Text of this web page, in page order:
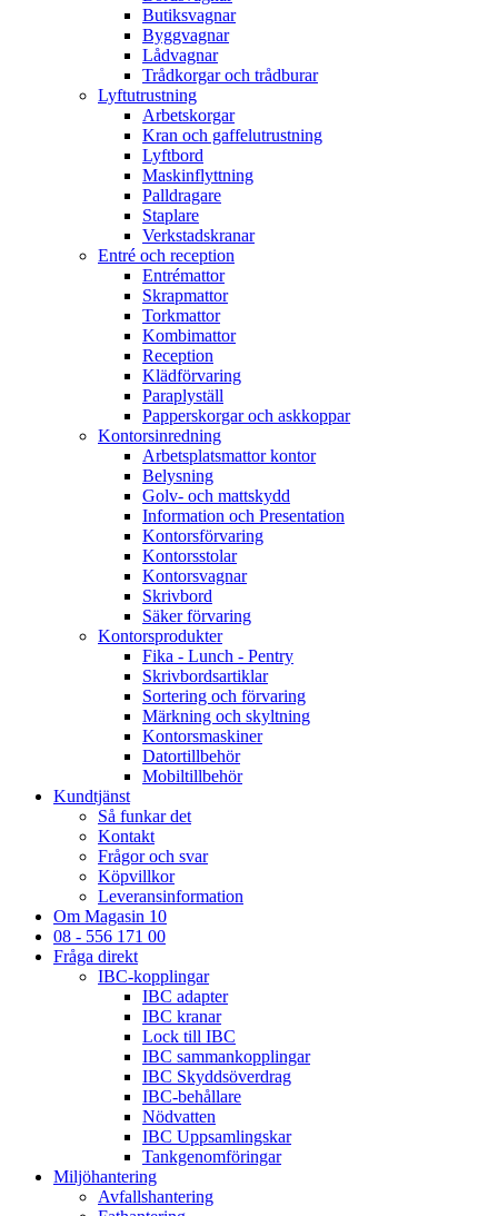
Butiksvagnar
Byggvagnar
Lådvagnar
Trådkorgar och trådburar
Lyftutrustning
Arbetskorgar
Kran och gaffelutrustning
Lyftbord
Maskinflyttning
Palldragare
Staplare
Verkstadskranar
Entré och reception
Entrémattor
Skrapmattor
Torkmattor
Kombimattor
Reception
Klädförvaring
Paraplyställ
Papperskorgar och askkoppar
Kontorsinredning
Arbetsplatsmattor kontor
Belysning
Golv- och mattskydd
Information och Presentation
Kontorsförvaring
Kontorsstolar
Kontorsvagnar
Skrivbord
Säker förvaring
Kontorsprodukter
Fika - Lunch - Pentry
Skrivbordsartiklar
Sortering och förvaring
Märkning och skyltning
Kontorsmaskiner
Datortillbehör
Mobiltillbehör
Kundtjänst
Så funkar det
Kontakt
Frågor och svar
Köpvillkor
Leveransinformation
Om Magasin 10
08 - 556 171 00
Fråga direkt
IBC-kopplingar
IBC adapter
IBC kranar
Lock till IBC
IBC sammankopplingar
IBC Skyddsöverdrag
IBC-behållare
Nödvatten
IBC Uppsamlingskar
Tankgenomföringar
Miljöhantering
Avfallshantering